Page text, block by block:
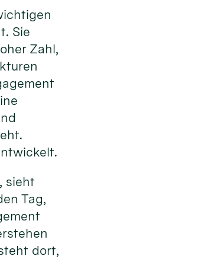
Sie
Zahl,
sieht
Tag,
dort,